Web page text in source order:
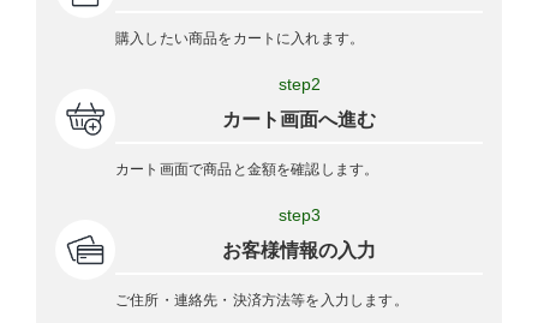
購入したい商品をカートに入れます。
step2
カート画面へ進む
カート画面で商品と金額を確認します。
step3
お客様情報の入力
ご住所・連絡先・決済方法等を入力します。